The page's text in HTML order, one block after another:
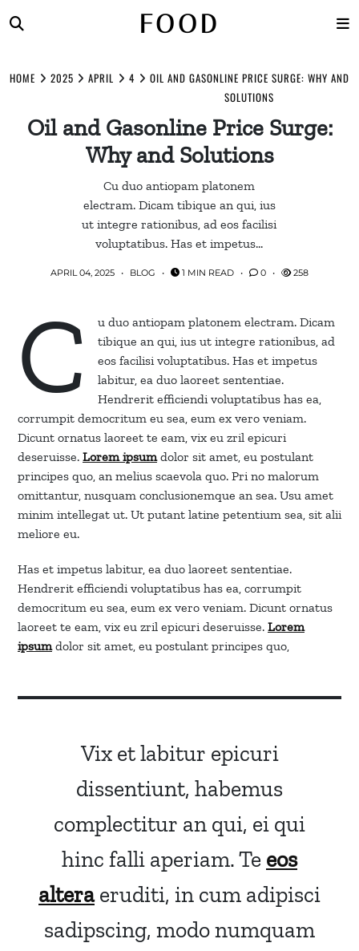
to
FOOD
HOME 2025 APRIL 4
OIL AND GASONLINE PRICE SURGE: WHY AND
SOLUTIONS
Oil and Gasonline Price Surge:
Why and Solutions
Cu duo antiopam platonem
electram. Dicam tibique an qui, ius
ut integre rationibus, ad eos facilisi
voluptatibus. Has et impetus…
APRIL 04, 2025 BLOG 1 MIN READ 0 258
C
u duo antiopam platonem electram. Dicam
tibique an qui, ius ut integre rationibus, ad
eos facilisi voluptatibus. Has et impetus
labitur, ea duo laoreet sententiae.
Hendrerit efficiendi voluptatibus has ea,
corrumpit democritum eu sea, eum ex vero veniam.
Dicunt ornatus laoreet te eam, vix eu zril epicuri
deseruisse. Lorem ipsumdolor sit amet, eu postulant
principes quo, an melius scaevola quo. Pri no malorum
omittantur, nusquam conclusionemque an sea. Usu amet
minim intellegat ut. Ut putant latine petentium sea, sit alii
meliore eu.
Has et impetus labitur, ea duo laoreet sententiae.
Hendrerit efficiendi voluptatibus has ea, corrumpit
democritum eu sea, eum ex vero veniam. Dicunt ornatus
laoreet te eam, vix eu zril epicuri deseruisse. Lorem
ipsumdolor sit amet, eu postulant principes quo,
Vix et labitur epicuri
dissentiunt, habemus
complectitur an qui, ei qui
hinc falli aperiam. Te eos
alteraeruditi, in cum adipisci
sadipscing, modo numquam